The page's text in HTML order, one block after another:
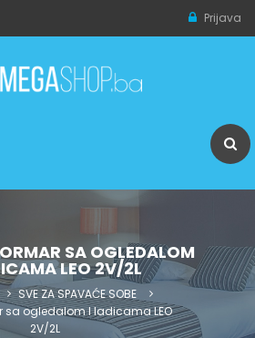
Prijava
SA OGLEDALOM
LEO 2V/2L
SVE ZA SPAVAĆE SOBE
sa ogledalom I ladicama LEO
2V/2L